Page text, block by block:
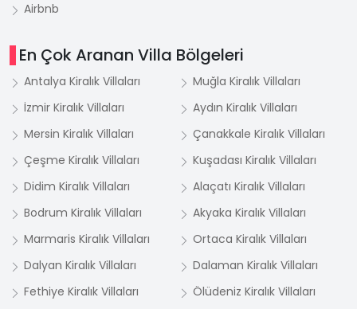
Airbnb
En Çok Aranan Villa Bölgeleri
Antalya Kiralık Villaları
Muğla Kiralık Villaları
İzmir Kiralık Villaları
Aydın Kiralık Villaları
Mersin Kiralık Villaları
Çanakkale Kiralık Villaları
Çeşme Kiralık Villaları
Kuşadası Kiralık Villaları
Didim Kiralık Villaları
Alaçatı Kiralık Villaları
Bodrum Kiralık Villaları
Akyaka Kiralık Villaları
Marmaris Kiralık Villaları
Ortaca Kiralık Villaları
Dalyan Kiralık Villaları
Dalaman Kiralık Villaları
Fethiye Kiralık Villaları
Ölüdeniz Kiralık Villaları